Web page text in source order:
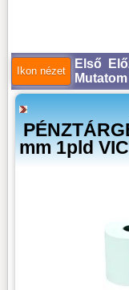
Első
mm 1pld